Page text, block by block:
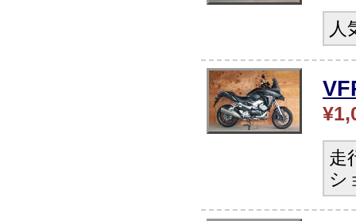
人
走
シ